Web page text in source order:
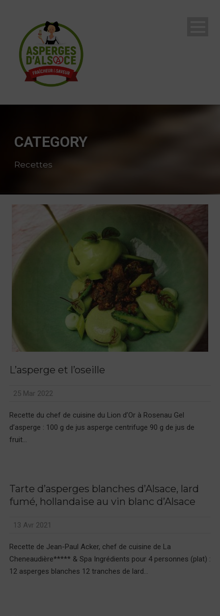
CATEGORY
Recettes
L’asperge et l’oseille
25 Mar 2022
Recette du chef de cuisine du Lion d’Or à Rosenau Gel
d’asperge : 100 g de jus asperge centrifuge 90 g de jus de
fruit...
Tarte d’asperges blanches d’Alsace, lard
fumé, hollandaise au vin blanc d’Alsace
13 Avr 2021
Recette de Jean-Paul Acker, chef de cuisine de La
Cheneaudière***** & Spa Ingrédients pour 4 personnes (plat) :
12 asperges blanches 12 tranches de lard...